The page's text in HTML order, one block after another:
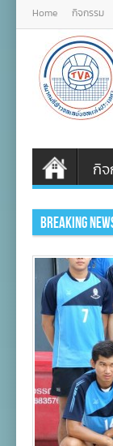
Home กิจกรรม
กิ
Breaking